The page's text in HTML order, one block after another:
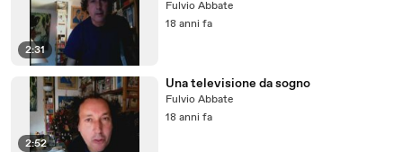
2:31
Fulvio Abbate
18 anni fa
2:52
Una televisione da sogno
Fulvio Abbate
18 anni fa